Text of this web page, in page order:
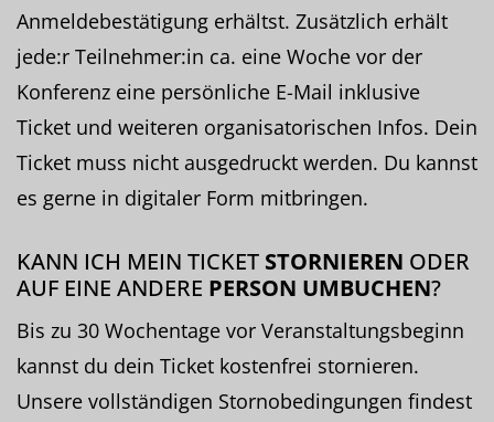
Anmeldebestätigung erhältst. Zusätzlich erhält
jede:r Teilnehmer:in ca. eine Woche vor der
Konferenz eine persönliche E-Mail inklusive
Ticket und weiteren organisatorischen Infos. Dein
Ticket muss nicht ausgedruckt werden. Du kannst
es gerne in digitaler Form mitbringen.
KANN ICH MEIN TICKET STORNIEREN ODER
AUF EINE ANDERE PERSON UMBUCHEN?
Bis zu 30 Wochentage vor Veranstaltungsbeginn
kannst du dein Ticket kostenfrei stornieren.
Unsere vollständigen Stornobedingungen findest